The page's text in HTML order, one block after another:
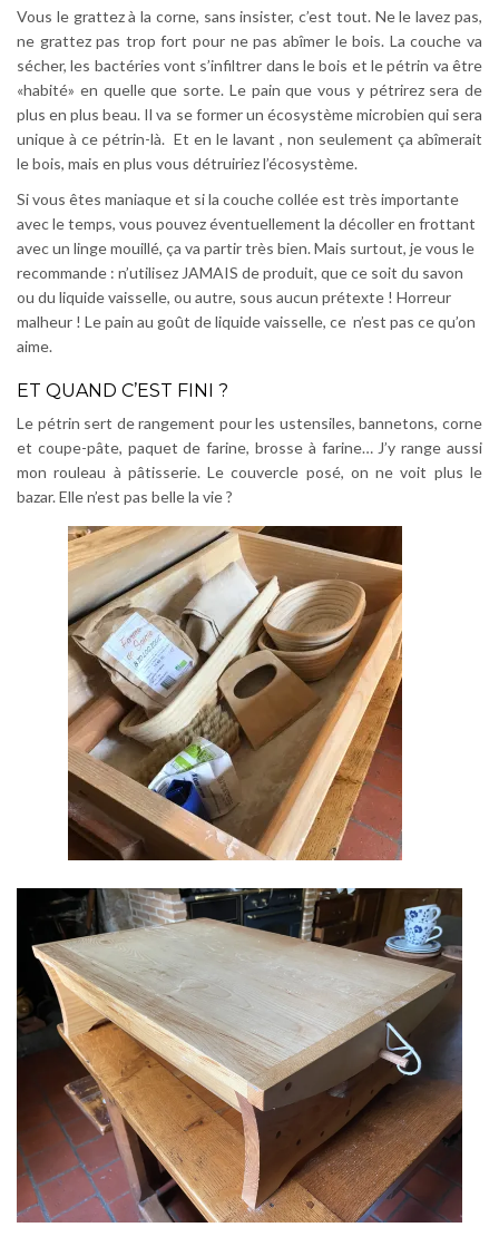
Vous le grattez à la corne, sans insister, c’est tout. Ne le lavez pas,
ne grattez pas trop fort pour ne pas abîmer le bois. La couche va
sécher, les bactéries vont s’infiltrer dans le bois et le pétrin va être
«habité» en quelle que sorte. Le pain que vous y pétrirez sera de
plus en plus beau. Il va se former un écosystème microbien qui sera
unique à ce pétrin-là. Et en le lavant , non seulement ça abîmerait
le bois, mais en plus vous détruiriez l’écosystème.
Si vous êtes maniaque et si la couche collée est très importante
avec le temps, vous pouvez éventuellement la décoller en frottant
avec un linge mouillé, ça va partir très bien. Mais surtout, je vous le
recommande : n’utilisez JAMAIS de produit, que ce soit du savon
ou du liquide vaisselle, ou autre, sous aucun prétexte ! Horreur
malheur ! Le pain au goût de liquide vaisselle, ce n’est pas ce qu’on
aime.
ET QUAND C’EST FINI ?
Le pétrin sert de rangement pour les ustensiles, bannetons, corne
et coupe-pâte, paquet de farine, brosse à farine… J’y range aussi
mon rouleau à pâtisserie. Le couvercle posé, on ne voit plus le
bazar. Elle n’est pas belle la vie ?